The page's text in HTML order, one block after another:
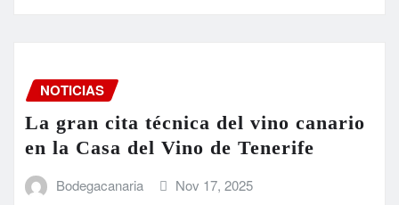
NOTICIAS
La gran cita técnica del vino canario
en la Casa del Vino de Tenerife
Bodegacanaria Nov 17, 2025